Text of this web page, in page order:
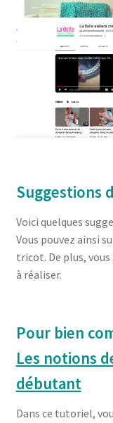
Suggestions
Voici quelques
Vous pouvez ainsi
tricot. De plus,
à réaliser.
Pour bien
Les notions
débutant
Dans ce tutoriel,